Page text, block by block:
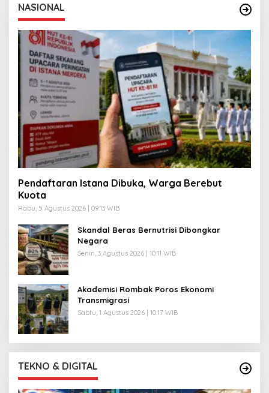
NASIONAL
Pendaftaran Istana Dibuka, Warga Berebut
Kuota
Rabu, 5 Agustus 2026 | 09:13 WIB
Skandal Beras Bernutrisi Dibongkar
Negara
Senin, 3 Agustus 2026 | 10:11 WIB
Akademisi Rombak Poros Ekonomi
Transmigrasi
Sabtu, 1 Agustus 2026 | 10:17 WIB
TEKNO & DIGITAL